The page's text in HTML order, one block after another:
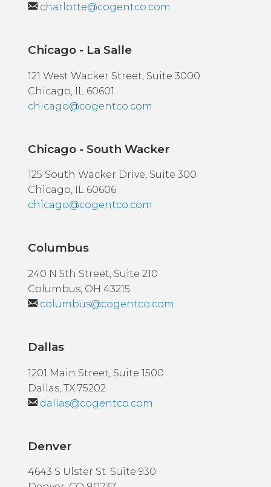
charlotte@cogentco.com
Chicago - La Salle
121 West Wacker Street, Suite 3000
Chicago, IL 60601
chicago@cogentco.com
Chicago - South Wacker
125 South Wacker Drive, Suite 300
Chicago, IL 60606
chicago@cogentco.com
Columbus
240 N 5th Street, Suite 210
Columbus, OH 43215
columbus@cogentco.com
Dallas
1201 Main Street, Suite 1500
Dallas, TX 75202
dallas@cogentco.com
Denver
4643 S Ulster St. Suite 930